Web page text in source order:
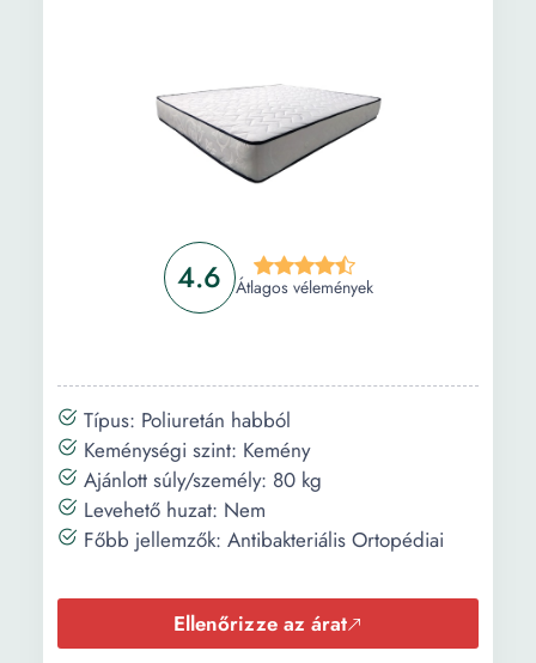
4.6 Átlagos vélemények
Típus: Poliuretán habból
Keménységi szint: Kemény
Ajánlott súly/személy: 80 kg
Levehető huzat: Nem
Főbb jellemzők: Antibakteriális Ortopédiai
Ellenőrizze az árat
Vásárlási útmutató
Gyakori kérdések